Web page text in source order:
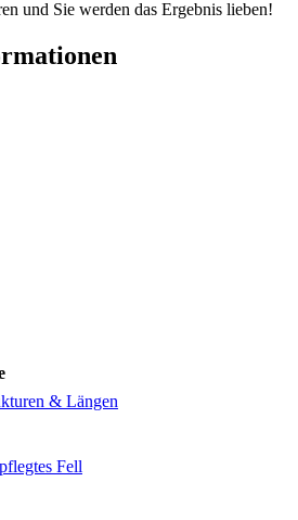
und Sie werden das Ergebnis lieben!
& Längen
Fell